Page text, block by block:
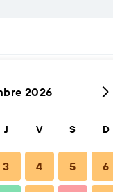
2026
J V S D
3 4 5 6